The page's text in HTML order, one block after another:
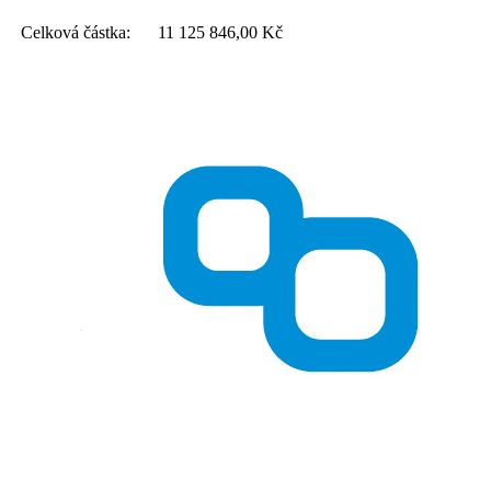
Celková částka: 11 125 846,00 Kč